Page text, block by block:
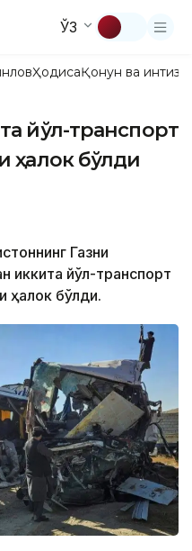
ЎЗ
ҲодисаҚонун ва
йўл-транспорт
ҳалок бўлди
Газни
иккита йўл-транспорт
ҳалок бўлди.